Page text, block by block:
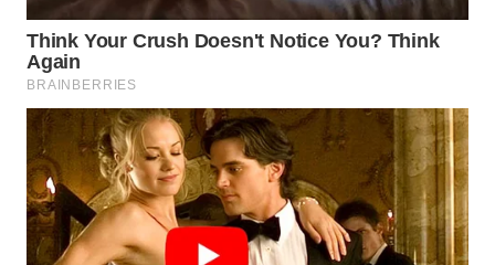
DAIRI
WN
DANAU
TOBA
WN
NIAS
WN